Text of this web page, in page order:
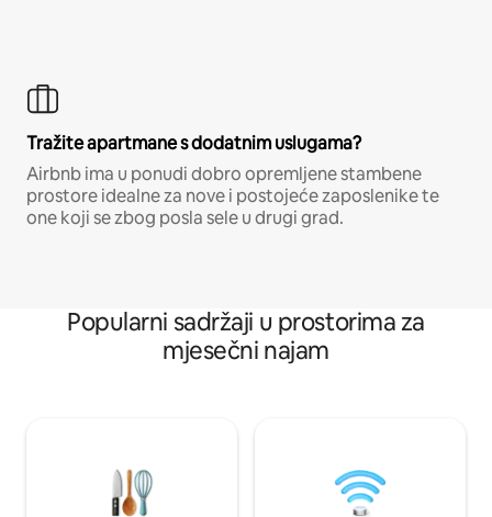
Tražite apartmane s dodatnim uslugama?
Airbnb ima u ponudi dobro opremljene stambene
prostore idealne za nove i postojeće zaposlenike te
one koji se zbog posla sele u drugi grad.
Popularni sadržaji u prostorima za
mjesečni najam